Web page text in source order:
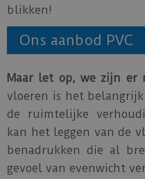
blikken!
Ons aanbod PVC
Maar let op, we zijn er
vloeren is het
de ruimtelijke
kan het leggen van de
benadrukken die al
gevoel van evenwicht